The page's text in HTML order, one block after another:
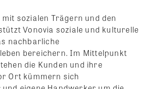
sozialen Trägern und den
Vonovia soziale und kulturelle
nachbarliche
bereichern. Im Mittelpunkt
die Kunden und ihre
Ort kümmern sich